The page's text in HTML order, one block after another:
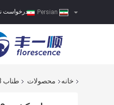
درخواست
خانه محصولات طناب pp 8 رشته